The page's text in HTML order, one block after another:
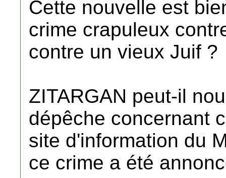
Cette nouvelle est
crime crapuleux
contre un vieux Juif ?
ZITARGAN peut-il
dépêche concernant
site d'information du
ce crime a été